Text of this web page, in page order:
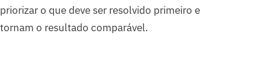
priorizar o que deve ser resolvido primeiro e
tornam o resultado comparável.